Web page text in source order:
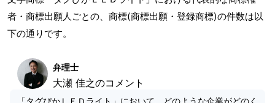
者・商標出願人ごとの、商標(商標出願・登録商標)の件数は以
下の通りです。
弁理士
大瀬 佳之のコメント
「タグぴかＬＥＤライト」において、どのような企業がどのく